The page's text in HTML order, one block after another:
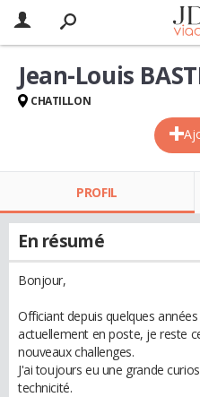
Jean-Louis
CHATILLON
PROFIL
En résumé
Bonjour,
Officiant depuis quelques
actuellement en poste, je reste
nouveaux challenges.
J'ai toujours eu une grande
technicité.